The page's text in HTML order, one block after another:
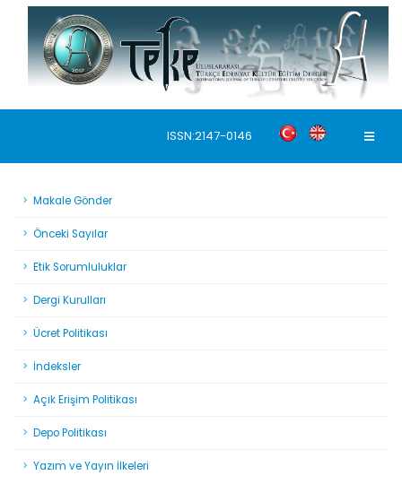
ISSN:2147-0146
Makale Gönder
Önceki Sayılar
Etik Sorumluluklar
Dergi Kurulları
Ücret Politikası
İndeksler
Açık Erişim Politikası
Depo Politikası
Yazım ve Yayın İlkeleri